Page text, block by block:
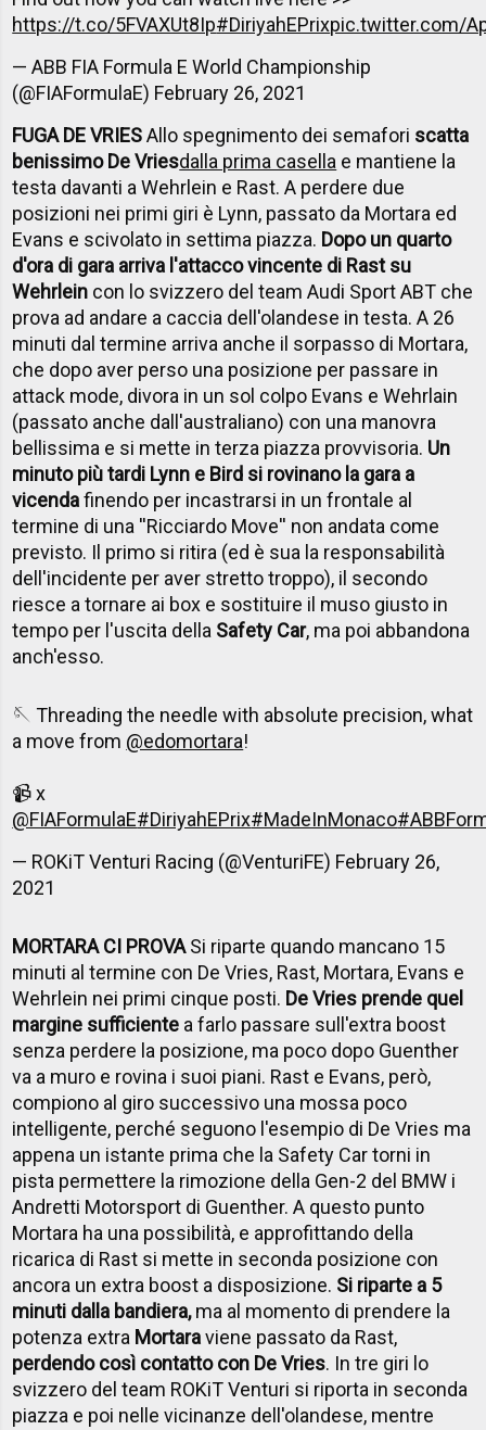
https://t.co/5FVAXUt8Ip#DiriyahEPrixpic.twitter.com/
— ABB FIA Formula E World Championship
(@FIAFormulaE) February 26, 2021
FUGA DE VRIESAllo spegnimento dei semafori scatta
benissimo De Vriesdalla prima casella e mantiene la
testa davanti a Wehrlein e Rast. A perdere due
posizioni nei primi giri è Lynn, passato da Mortara ed
Evans e scivolato in settima piazza. Dopo un quarto
d'ora di gara arriva l'attacco vincente di Rast su
Wehrlein con lo svizzero del team Audi Sport ABT che
prova ad andare a caccia dell'olandese in testa. A 26
minuti dal termine arriva anche il sorpasso di Mortara,
che dopo aver perso una posizione per passare in
attack mode, divora in un sol colpo Evans e Wehrlain
(passato anche dall'australiano) con una manovra
bellissima e si mette in terza piazza provvisoria. Un
minuto più tardi Lynn e Bird si rovinano la gara a
vicendafinendo per incastrarsi in un frontale al
termine di una ''Ricciardo Move'' non andata come
previsto. Il primo si ritira (ed è sua la responsabilità
dell'incidente per aver stretto troppo), il secondo
riesce a tornare ai box e sostituire il muso giusto in
tempo per l'uscita della Safety Car, ma poi abbandona
anch'esso.
🪡 Threading the needle with absolute precision, what
a move from @edomortara!
📹 x
@FIAFormulaE#DiriyahEPrix#MadeInMonaco
— ROKiT Venturi Racing (@VenturiFE) February 26,
2021
MORTARA CI PROVASi riparte quando mancano 15
minuti al termine con De Vries, Rast, Mortara, Evans e
Wehrlein nei primi cinque posti. De Vries prende quel
margine sufficiente a farlo passare sull'extra boost
senza perdere la posizione, ma poco dopo Guenther
va a muro e rovina i suoi piani. Rast e Evans, però,
compiono al giro successivo una mossa poco
intelligente, perché seguono l'esempio di De Vries ma
appena un istante prima che la Safety Car torni in
pista permettere la rimozione della Gen-2 del BMW i
Andretti Motorsport di Guenther. A questo punto
Mortara ha una possibilità, e approfittando della
ricarica di Rast si mette in seconda posizione con
ancora un extra boost a disposizione. Si riparte a 5
minuti dalla bandiera,ma al momento di prendere la
potenza extra Mortaraviene passato da Rast,
perdendo così contatto con De Vries. In tre giri lo
svizzero del team ROKiT Venturi si riporta in seconda
piazza e poi nelle vicinanze dell'olandese, mentre